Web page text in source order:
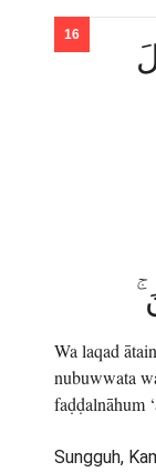
Wa laqad
nubuwwata
faḍḍalnāhum
Sungguh,